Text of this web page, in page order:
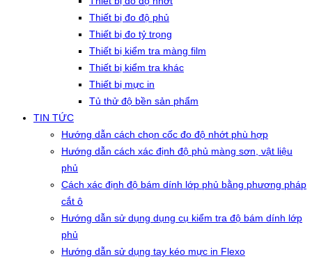
Thiết bị đo độ phủ
Thiết bị đo tỷ trọng
Thiết bị kiểm tra màng film
Thiết bị kiểm tra khác
Thiết bị mực in
Tủ thử độ bền sản phẩm
TIN TỨC
Hướng dẫn cách chọn cốc đo độ nhớt phù hợp
Hướng dẫn cách xác định độ phủ màng sơn, vật liệu
phủ
Cách xác định độ bám dính lớp phủ bằng phương pháp
cắt ô
Hướng dẫn sử dụng dụng cụ kiểm tra độ bám dính lớp
phủ
Hướng dẫn sử dụng tay kéo mực in Flexo